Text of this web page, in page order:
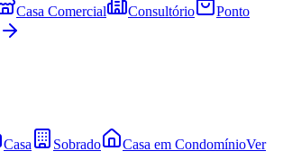
Casa Comercial Consultório
Ponto
Casa Sobrado Casa em CondomínioVer